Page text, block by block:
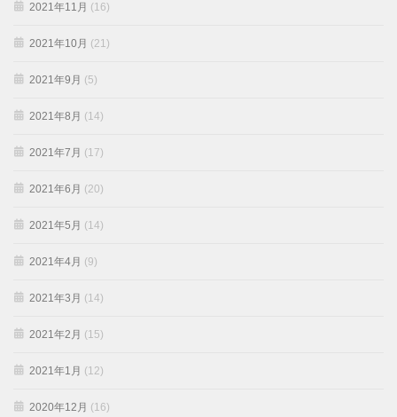
2021年11月 (16)
2021年10月 (21)
2021年9月 (5)
2021年8月 (14)
2021年7月 (17)
2021年6月 (20)
2021年5月 (14)
2021年4月 (9)
2021年3月 (14)
2021年2月 (15)
2021年1月 (12)
2020年12月 (16)